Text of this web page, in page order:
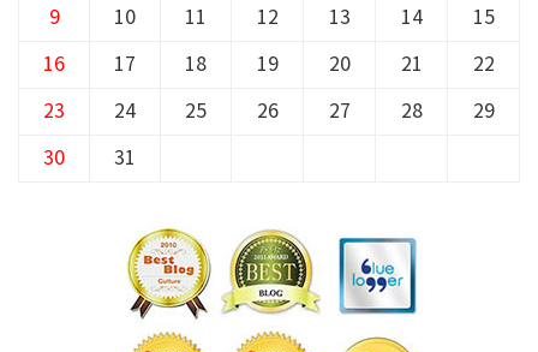
9 10 11 12 13 14 15
16 17 18 19 20 21 22
23 24 25 26 27 28 29
30 31